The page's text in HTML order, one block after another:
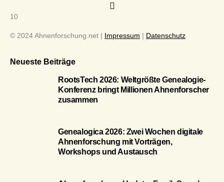
10
© 2024 Ahnenforschung.net | Impressum | Datenschutz
Neueste Beiträge
RootsTech 2026: Weltgrößte Genealogie-
Konferenz bringt Millionen Ahnenforscher
zusammen
Genealogica 2026: Zwei Wochen digitale
Ahnenforschung mit Vorträgen,
Workshops und Austausch